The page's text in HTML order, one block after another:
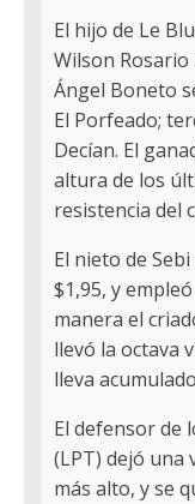
El hijo de Le
Wilson
Ángel Boneto
El Porfeado;
Decían. El
altura de los
resistencia del
El nieto de
$1,95, y
manera el
llevó la octava
lleva
El defensor de
(LPT) dejó una
más alto, y se